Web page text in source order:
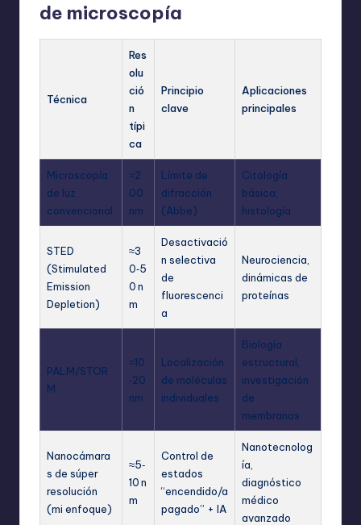
de microscopía
Técnica
Res
olu
ció
n
típi
ca
Principio
clave
Aplicaciones
principales
Microscopía
de luz
convencional
≈2
00
nm
Límite de
difracción
(Abbe)
Citología
básica,
histología
STED
(Stimulated
Emission
Depletion)
≈3
0‑5
0 n
m
Desactivació
n selectiva
de
fluorescenci
a
Neurociencia,
dinámicas de
proteínas
PALM/STOR
M
≈10
‑20
nm
Localización
de moléculas
individuales
Biología
estructural,
investigación
de
membranas
Nanocámara
s de súper
resolución
(mi enfoque)
≈5‑
10 n
m
Control de
estados
“encendido/a
pagado” + IA
Nanotecnolog
ía,
diagnóstico
médico
avanzado